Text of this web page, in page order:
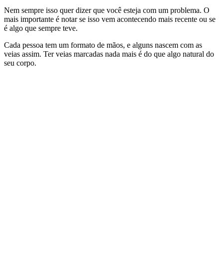
Nem sempre isso quer dizer que você esteja com um problema. O
mais importante é notar se isso vem acontecendo mais recente ou se
é algo que sempre teve.
Cada pessoa tem um formato de mãos, e alguns nascem com as
veias assim. Ter veias marcadas nada mais é do que algo natural do
seu corpo.